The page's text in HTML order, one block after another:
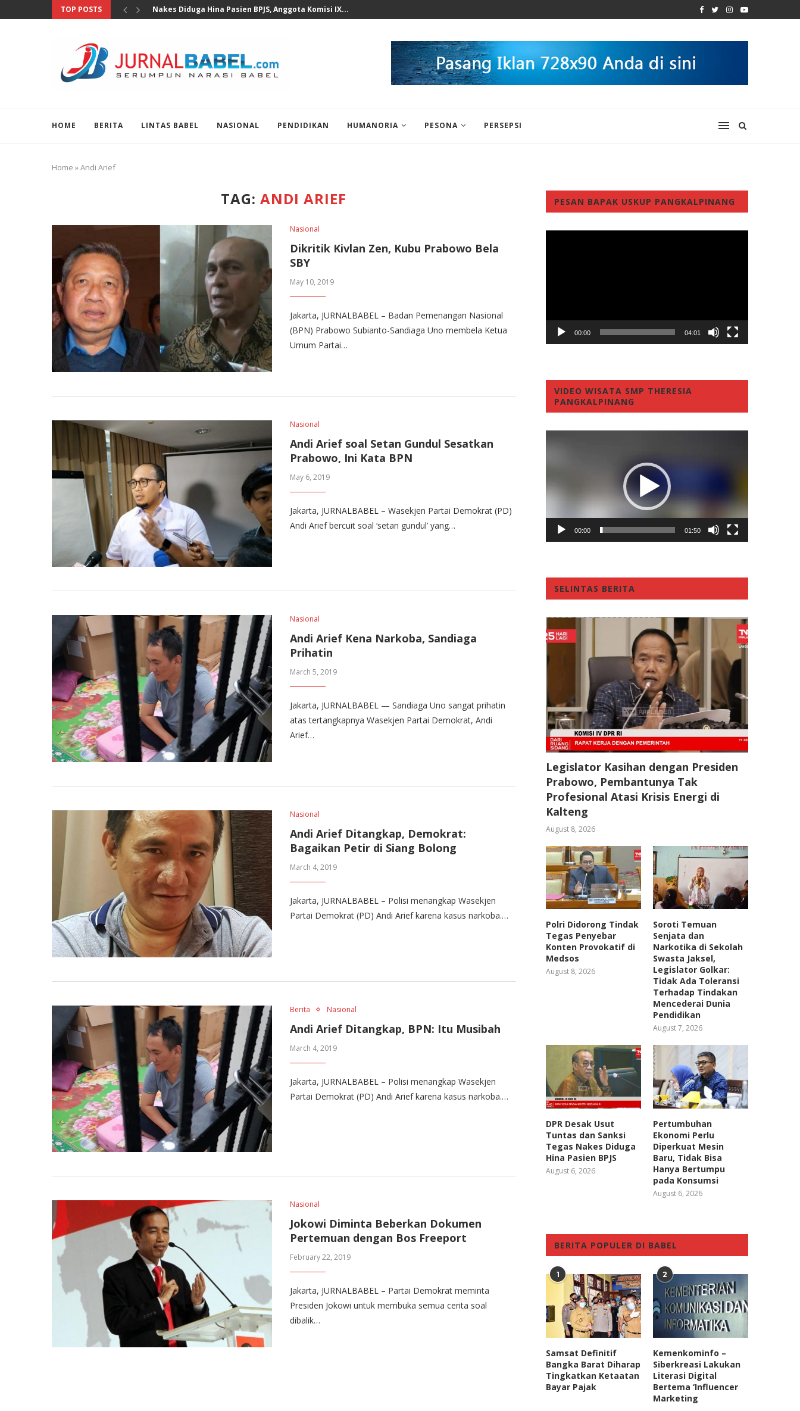
TOP POSTS MKD DPR Segera Bahas Laporan KWP Terhadap Deddy...
HOME BERITA LINTAS BABEL NASIONAL PENDIDIKAN HUMANORIA PESONA PERSEPSI
Home »Andi Arief
TAG:ANDI ARIEF
Nasional
Dikritik Kivlan Zen, Kubu Prabowo Bela
SBY
May 10, 2019
Jakarta, JURNALBABEL – Badan Pemenangan Nasional
(BPN) Prabowo Subianto-Sandiaga Uno membela Ketua
Umum Partai…
Nasional
Andi Arief soal Setan Gundul Sesatkan
Prabowo, Ini Kata BPN
May 6, 2019
Jakarta, JURNALBABEL – Wasekjen Partai Demokrat (PD)
Andi Arief bercuit soal ‘setan gundul’ yang…
Nasional
Andi Arief Kena Narkoba, Sandiaga
Prihatin
March 5, 2019
Jakarta, JURNALBABEL — Sandiaga Uno sangat prihatin
atas tertangkapnya Wasekjen Partai Demokrat, Andi
Arief…
Nasional
Andi Arief Ditangkap, Demokrat:
Bagaikan Petir di Siang Bolong
March 4, 2019
Jakarta, JURNALBABEL – Polisi menangkap Wasekjen
Partai Demokrat (PD) Andi Arief karena kasus narkoba.…
Berita Nasional
Andi Arief Ditangkap, BPN: Itu Musibah
March 4, 2019
Jakarta, JURNALBABEL – Polisi menangkap Wasekjen
Partai Demokrat (PD) Andi Arief karena kasus narkoba.…
Nasional
Jokowi Diminta Beberkan Dokumen
Pertemuan dengan Bos Freeport
February 22, 2019
Jakarta, JURNALBABEL – Partai Demokrat meminta
Presiden Jokowi untuk membuka semua cerita soal
dibalik…
PESAN BAPAK USKUP PANGKALPINANG
00:00 04:01
VIDEO WISATA SMP THERESIA
PANGKALPINANG
00:00 01:50
SELINTAS BERITA
Legislator Kasihan dengan Presiden
Prabowo, Pembantunya Tak
Profesional Atasi Krisis Energi di
Kalteng
August 8, 2026
Polri Didorong Tindak
Tegas Penyebar
Konten Provokatif di
Medsos
August 8, 2026
Soroti Temuan
Senjata dan
Narkotika di Sekolah
Swasta Jaksel,
Legislator Golkar:
Tidak Ada Toleransi
Terhadap Tindakan
Mencederai Dunia
Pendidikan
August 7, 2026
DPR Desak Usut
Tuntas dan Sanksi
Tegas Nakes Diduga
Hina Pasien BPJS
August 6, 2026
Pertumbuhan
Ekonomi Perlu
Diperkuat Mesin
Baru, Tidak Bisa
Hanya Bertumpu
pada Konsumsi
August 6, 2026
BERITA POPULER DI BABEL
1
Samsat Definitif
Bangka Barat Diharap
Tingkatkan Ketaatan
Bayar Pajak
2
Kemenkominfo –
Siberkreasi Lakukan
Literasi Digital
Bertema ‘Influencer
Marketing